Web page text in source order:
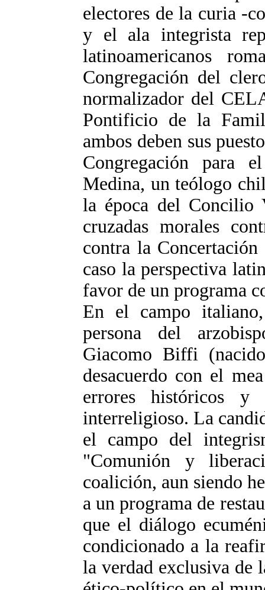
electores de la curia -
y el ala integrista
latinoamericanos
Congregación del
normalizador del
Pontificio de la
ambos deben sus
Congregación para
Medina, un teólogo
la época del Concilio
cruzadas morales
contra la
caso la perspectiva
favor de un programa
En el campo
persona del
Giacomo Biffi
desacuerdo con el
errores históricos
interreligioso. La
el campo del
"Comunión y
coalición, aun siendo
a un programa de
que el diálogo
condicionado a la
la verdad exclusiva de